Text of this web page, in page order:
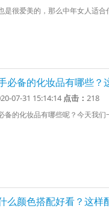
是很爱美的，那么中年女人适
必备的化妆品有哪些？
07-31 15:14:14 点击： 218
备的化妆品有哪些呢？今天我
么颜色搭配好看？这样